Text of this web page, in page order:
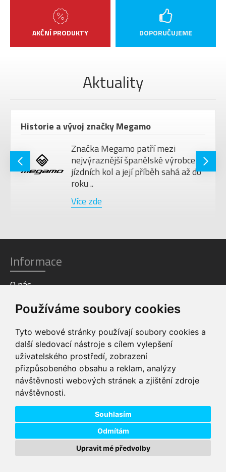
Používáme soubory cookies
Tyto webové stránky používají soubory cookies a
další sledovací nástroje s cílem vylepšení
uživatelského prostředí, zobrazení
přizpůsobeného obsahu a reklam, analýzy
návštěvnosti webových stránek a zjištění zdroje
návštěvnosti.
Souhlasím
Odmítám
Upravit mé předvolby
AKČNÍ PRODUKTY DOPORUČUJEME
Aktuality
Historie a vývoj značky Megamo
Značka Megamo patří mezi
nejvýraznější španělské výrobce
jízdních kol a její příběh sahá až do
roku ..
Více zde
Informace
O nás
Aktuality
Doprava
Platba
Obchodní podmínky
Ochrana osobních údajů
Benefity
VIP servis
Slevy a bonusy
Dárky k objednávkám